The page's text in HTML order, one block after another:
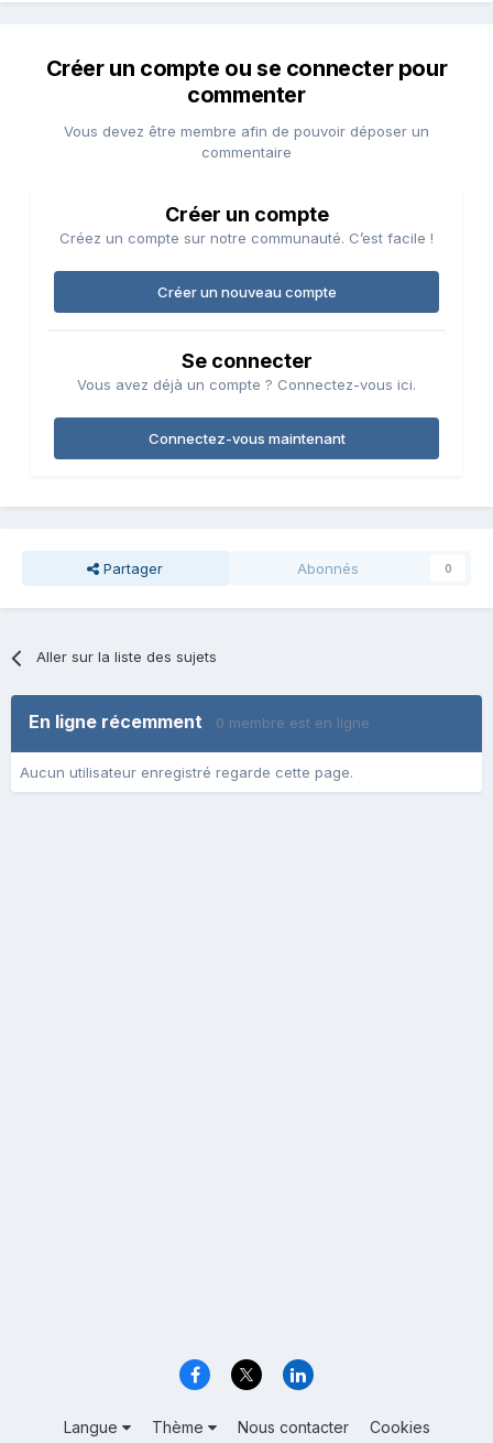
Créer un compte ou se connecter pour
commenter
Vous devez être membre afin de pouvoir déposer un
commentaire
Créer un compte
Créez un compte sur notre communauté. C’est facile !
Créer un nouveau compte
Se connecter
Vous avez déjà un compte ? Connectez-vous ici.
Connectez-vous maintenant
Partager Abonnés 0
Aller sur la liste des sujets
En ligne récemment 0 membre est en ligne
Aucun utilisateur enregistré regarde cette page.
Langue Thème Nous contacter Cookies